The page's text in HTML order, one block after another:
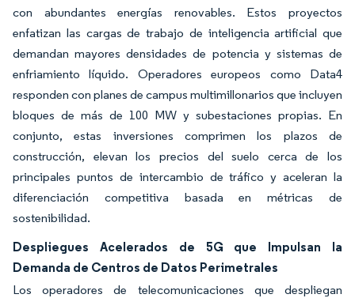
con abundantes energías renovables. Estos proyectos
enfatizan las cargas de trabajo de inteligencia artificial que
demandan mayores densidades de potencia y sistemas de
enfriamiento líquido. Operadores europeos como Data4
responden con planes de campus multimillonarios que incluyen
bloques de más de 100 MW y subestaciones propias. En
conjunto, estas inversiones comprimen los plazos de
construcción, elevan los precios del suelo cerca de los
principales puntos de intercambio de tráfico y aceleran la
diferenciación competitiva basada en métricas de
sostenibilidad.
Despliegues Acelerados de 5G que Impulsan la
Demanda de Centros de Datos Perimetrales
Los operadores de telecomunicaciones que despliegan